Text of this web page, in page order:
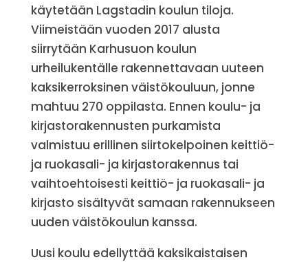
käytetään Lagstadin koulun tiloja.
Viimeistään vuoden 2017 alusta
siirrytään Karhusuon koulun
urheilukentälle rakennettavaan uuteen
kaksikerroksinen väistökouluun, jonne
mahtuu 270 oppilasta. Ennen koulu- ja
kirjastorakennusten purkamista
valmistuu erillinen siirtokelpoinen keittiö-
ja ruokasali- ja kirjastorakennus tai
vaihtoehtoisesti keittiö- ja ruokasali- ja
kirjasto sisältyvät samaan rakennukseen
uuden väistökoulun kanssa.
Uusi koulu edellyttää kaksikaistaisen